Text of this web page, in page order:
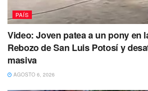
PAÍS
Video: Joven patea a un pony en
Rebozo de San Luis Potosí y
masiva
AGOSTO 6, 2026